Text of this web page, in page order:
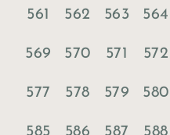
561 562 563 564
569 570 571 572
577 578 579 580
585 586 587 588